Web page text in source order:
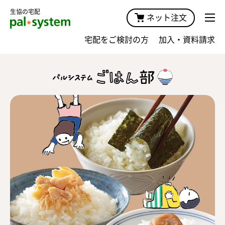
生協の宅配
ネット注文
宅配をご検討の方 加入・資料請求